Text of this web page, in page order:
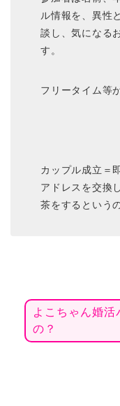
ル情報を、異性
談し、気になる
す。
フリータイム等
カップル成立＝
アドレスを交換
茶をするという
よこちゃん婚活
の？